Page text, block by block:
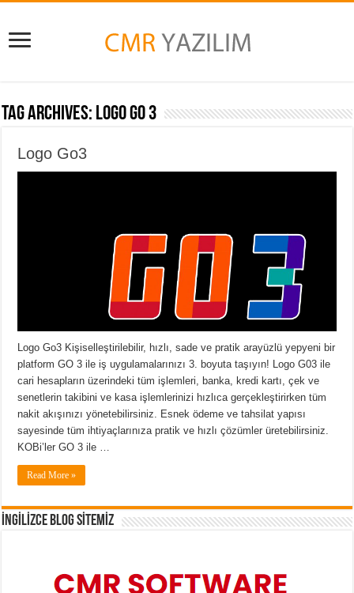
Tag Archives: Logo Go 3
Logo Go3
Logo Go3 Kişiselleştirilebilir, hızlı, sade ve pratik arayüzlü yepyeni bir
platform GO 3 ile iş uygulamalarınızı 3. boyuta taşıyın! Logo G03 ile
cari hesapların üzerindeki tüm işlemleri, banka, kredi kartı, çek ve
senetlerin takibini ve kasa işlemlerinizi hızlıca gerçekleştirirken tüm
nakit akışınızı yönetebilirsiniz. Esnek ödeme ve tahsilat yapısı
sayesinde tüm ihtiyaçlarınıza pratik ve hızlı çözümler üretebilirsiniz.
KOBi’ler GO 3 ile …
Read More »
İNGİLİZCE BLOG SİTEMİZ